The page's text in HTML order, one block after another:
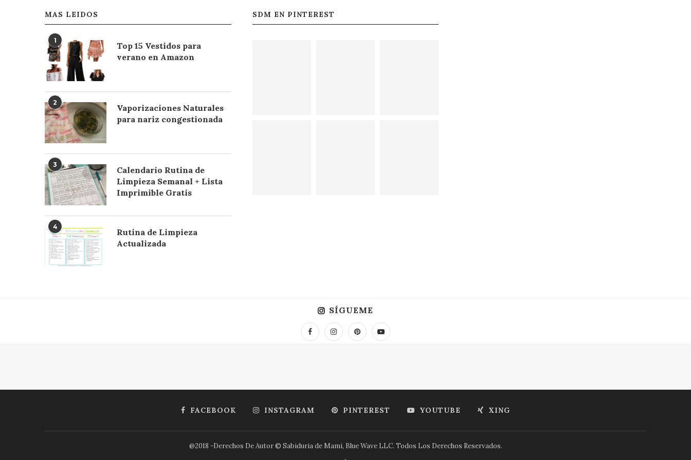
MAS LEIDOS
1
Top 15 Vestidos para
verano en Amazon
2
Vaporizaciones Naturales
para nariz congestionada
3
Calendario Rutina de
Limpieza Semanal + Lista
Imprimible Gratis
4
Rutina de Limpieza
Actualizada
SDM EN PINTEREST
SÍGUEME
FACEBOOK INSTAGRAM PINTEREST YOUTUBE XING
@2018 -Derechos De Autor © Sabiduria de Mami, Blue Wave LLC. Todos Los Derechos Reservados.